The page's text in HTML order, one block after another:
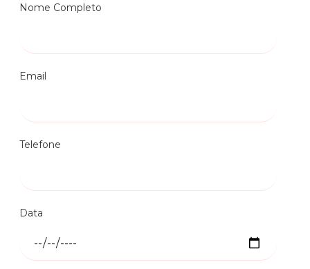
Nome Completo
Email
Telefone
Data